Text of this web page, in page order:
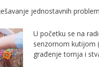
jednostavnih
U početku se na
senzornom kutijom
građenje tornja i